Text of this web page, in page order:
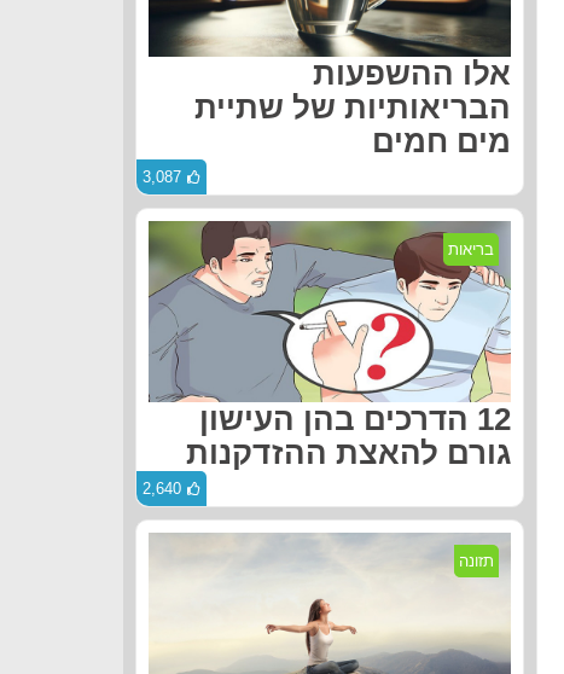
אלו ההשפעות
הבריאותיות של שתיית
מים חמים
3,087
בריאות
12 הדרכים בהן העישון
גורם להאצת ההזדקנות
2,640
תזונה